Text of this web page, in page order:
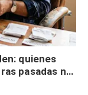
quienes
pasadas no
de